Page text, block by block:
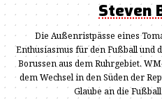
Steven
Die Außenristpässe eines
Enthusiasmus für den Fußball und
Borussen aus dem Ruhrgebiet.
dem Wechsel in den Süden der
Glaube an die